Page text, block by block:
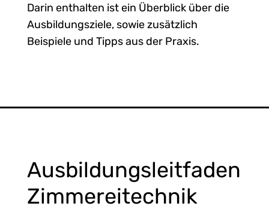
Darin enthalten ist ein Überblick über die
Ausbildungsziele, sowie zusätzlich
Beispiele und Tipps aus der Praxis.
Ausbildungsleitfaden
Zimmereitechnik